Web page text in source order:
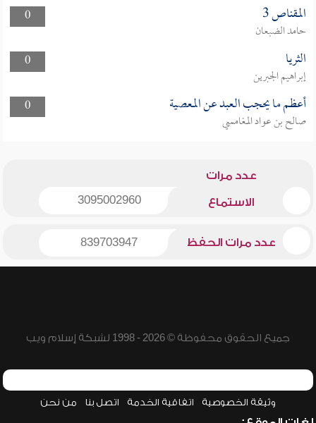
0
المقناص 3
حامد الضبعان
0
الثريا
إبراهيم الجبرين
0
أعظم ما يحجب العبد عن المعصية
صالح بن عواد المغامسي
عدد مرات
الاستماع 3095002960
عدد مرات الحفظ 839703947
جميع الحقوق محفوظة © 2026 - 1998 لشبكة إسلام ويب
وثيقة الخصوصية اتفاقية الخدمة اتصل بنا من نحن